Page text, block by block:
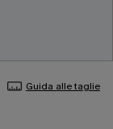
Guida alle taglie